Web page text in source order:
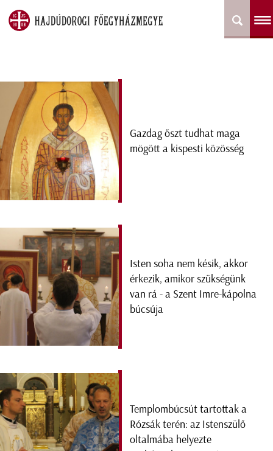
Gazdag őszt tudhat maga
mögött a kispesti közösség
Isten soha nem késik, akkor
érkezik, amikor szükségünk
van rá - a Szent Imre-kápolna
búcsúja
Templombúcsút tartottak a
Rózsák terén: az Istenszülő
oltalmába helyezte